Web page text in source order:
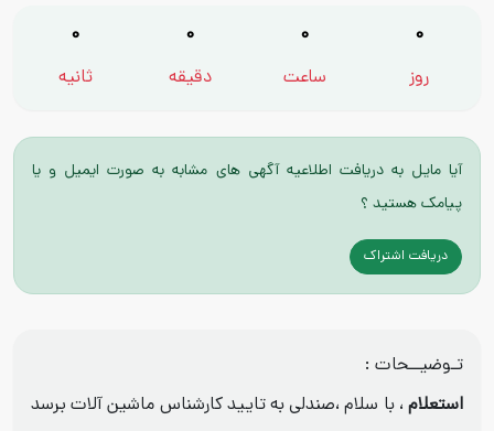
0
روز
0
ساعت
0
دقیقه
0
ثانیه
آیا مایل به دریافت اطلاعیه آگهی های مشابه به صورت ایمیل و یا
پیامک هستید ؟
دریافت اشتراک
تـوضیــحات :
استعلام ، با سلام ،صندلی به تایید کارشناس ماشین آلات برسد